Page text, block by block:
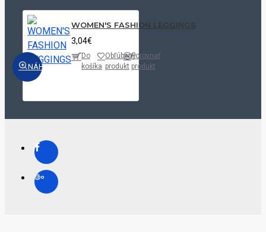
NÁHĽAD
WOMEN'S FASHION LEGGINGS
3,04€
Do
košíka
Obľúbený
produkt
Porovnať
produkt